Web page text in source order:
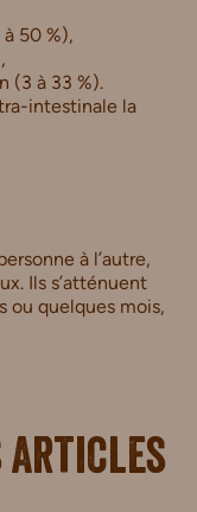
50 %),
(3 à 33 %).
intestinale la
à l’autre,
Ils s’atténuent
ou quelques mois,
articles